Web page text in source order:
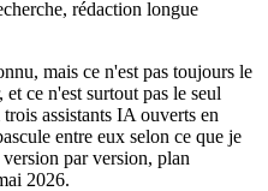
rédaction longue
mais ce n'est pas toujours le
ce n'est surtout pas le seul
assistants IA ouverts en
entre eux selon ce que je
par version, plan
2026.